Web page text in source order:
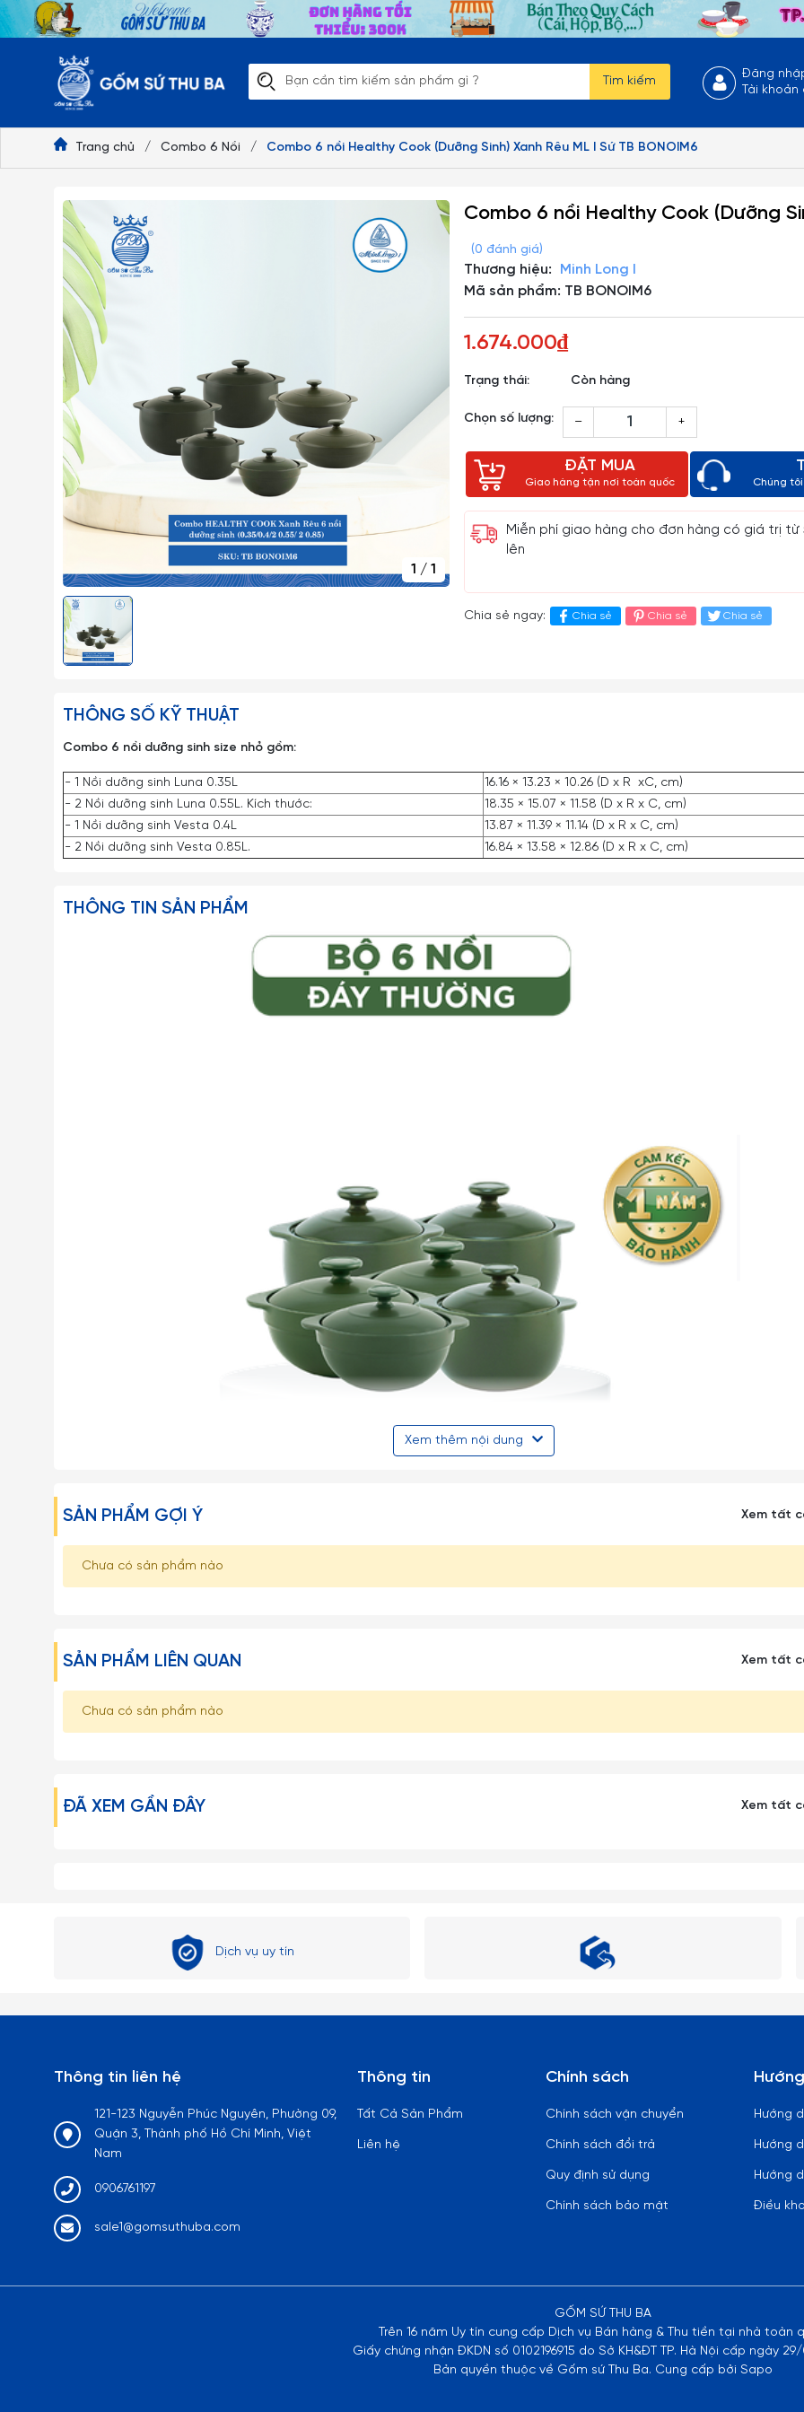
Tìm kiếm
Đăng
Tài khoản
Trang chủ / Combo 6 Nồi / Combo 6 nồi Healthy Cook (Dưỡng Sinh) Xanh Rêu ML I Sứ TB BONOIM6
1 /1
Combo 6 nồi Healthy Cook (Dưỡng
(0 đánh giá)
Thương hiệu:
Minh Long I
Mã sản phẩm: TB BONOIM6
1.674.000₫
Trạng thái: Còn hàng
Chọn số lượng: – +
ĐẶT MUA
Giao hàng tận nơi toàn quốc Chúng
Miễn phí giao hàng cho đơn hàng có giá trị
lên
Chia sẻ ngay: Chia sẻ Chia sẻ Chia sẻ
THÔNG SỐ KỸ THUẬT
Combo 6 nồi dưỡng sinh size nhỏ gồm:
- 1 Nồi dưỡng sinh Luna 0.35L
16.16 × 13.23 × 10.26 (D x R xC, cm)
- 2 Nồi dưỡng sinh Luna 0.55L. Kích thước:
18.35 × 15.07 × 11.58 (D x R x C, cm)
- 1 Nồi dưỡng sinh Vesta 0.4L
13.87 × 11.39 × 11.14 (D x R x C, cm)
- 2 Nồi dưỡng sinh Vesta 0.85L.
16.84 × 13.58 × 12.86 (D x R x C, cm)
THÔNG TIN SẢN PHẨM
Xem thêm nội dung
SẢN PHẨM GỢI Ý Xem tất
Chưa có sản phẩm nào
SẢN PHẨM LIÊN QUAN Xem tất
Chưa có sản phẩm nào
ĐÃ XEM GẦN ĐÂY Xem tất
Dịch vụ uy tín
Thông tin liên hệ
121-123 Nguyễn Phúc Nguyên, Phường 09,
Quận 3, Thành phố Hồ Chí Minh, Việt
Nam
0906761197
sale1@gomsuthuba.com
Thông tin
Tất Cả Sản Phẩm
Liên hệ
Chính sách
Chính sách vận chuyển
Chính sách đổi trả
Quy định sử dụng
Chính sách bảo mật
Hướng
Hướng
Hướng
Điều
GỐM SỨ THU BA
Trên 16 năm Uy tín cung cấp Dịch vụ Bán hàng & Thu tiền tại nhà toàn
Giấy chứng nhận ĐKDN số 0102196915 do Sở KH&ĐT TP. Hà Nội cấp ngày
Bản quyền thuộc về Gốm sứ Thu Ba. Cung cấp bởi Sapo